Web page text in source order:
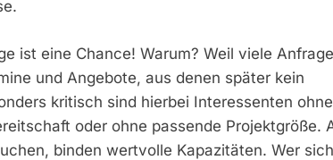
ist eine Chance! Warum? Weil viele
und Angebote, aus denen später kein
kritisch sind hierbei Interessenten ohne
oder ohne passende Projektgröße.
binden wertvolle Kapazitäten. Wer